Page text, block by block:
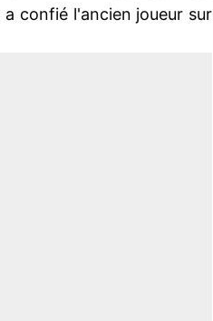
a confié l'ancien joueur sur